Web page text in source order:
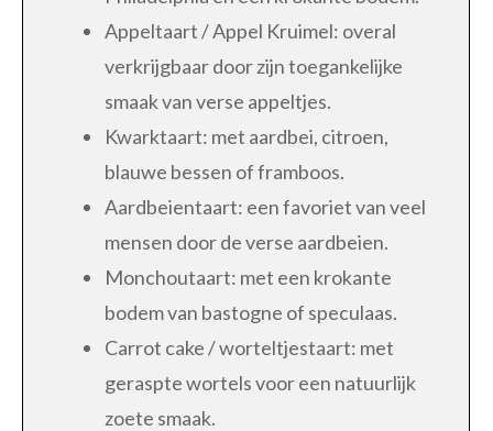
Appeltaart / Appel Kruimel: overal
verkrijgbaar door zijn toegankelijke
smaak van verse appeltjes.
Kwarktaart: met aardbei, citroen,
blauwe bessen of framboos.
Aardbeientaart: een favoriet van veel
mensen door de verse aardbeien.
Monchoutaart: met een krokante
bodem van bastogne of speculaas.
Carrot cake / worteltjestaart: met
geraspte wortels voor een natuurlijk
zoete smaak.